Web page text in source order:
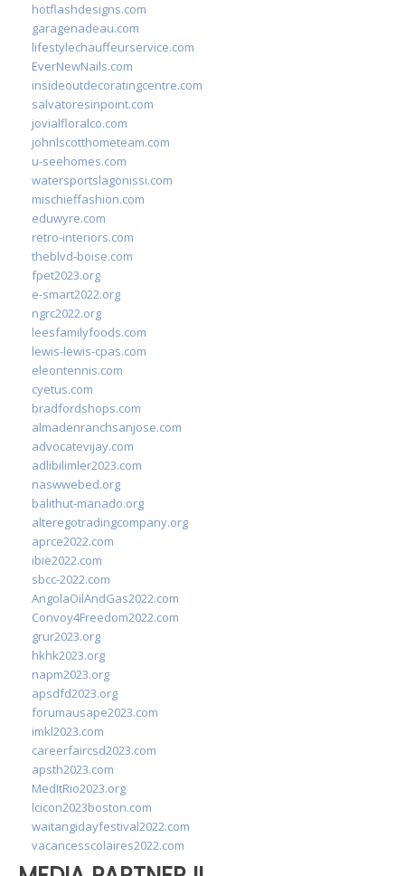
hotflashdesigns.com
garagenadeau.com
lifestylechauffeurservice.com
EverNewNails.com
insideoutdecoratingcentre.com
salvatoresinpoint.com
jovialfloralco.com
johnlscotthometeam.com
u-seehomes.com
watersportslagonissi.com
mischieffashion.com
eduwyre.com
retro-interiors.com
theblvd-boise.com
fpet2023.org
e-smart2022.org
ngrc2022.org
leesfamilyfoods.com
lewis-lewis-cpas.com
eleontennis.com
cyetus.com
bradfordshops.com
almadenranchsanjose.com
advocatevijay.com
adlibilimler2023.com
naswwebed.org
balithut-manado.org
alteregotradingcompany.org
aprce2022.com
ibie2022.com
sbcc-2022.com
AngolaOilAndGas2022.com
Convoy4Freedom2022.com
grur2023.org
hkhk2023.org
napm2023.org
apsdfd2023.org
forumausape2023.com
imkl2023.com
careerfaircsd2023.com
apsth2023.com
MedItRio2023.org
lcicon2023boston.com
waitangidayfestival2022.com
vacancesscolaires2022.com